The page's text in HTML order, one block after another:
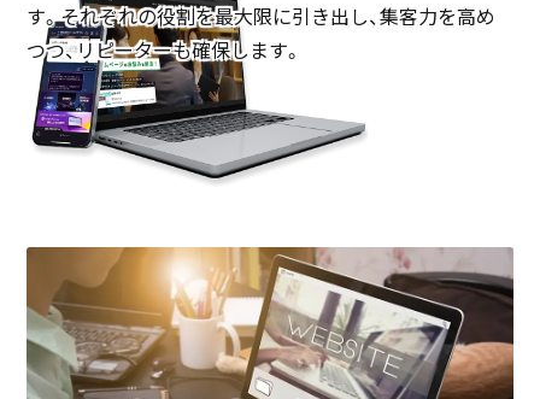
す。それぞれの役割を最大限に引き出し、集客力を高め
つつ、リピーターも確保します。